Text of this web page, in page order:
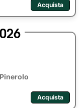
Acquista
Acquista